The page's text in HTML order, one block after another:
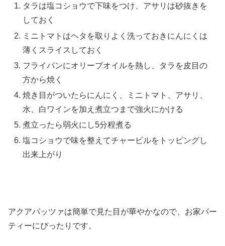
タラは塩コショウで下味をつけ、アサリは砂抜きを
しておく
ミニトマトはヘタを取りよく洗っておきにんにくは
薄くスライスしておく
フライパンにオリーブオイルを熱し、タラを皮目の
方から焼く
焼き目がついたらにんにく、ミニトマト、アサリ、
水、白ワインを加え煮立つまで強火にかける
煮立ったら弱火にし5分程煮る
塩コショウで味を整えてチャービルをトッピングし
出来上がり
アクアパッツァは簡単で見た目が華やかなので、お家パー
ティーにぴったりです。